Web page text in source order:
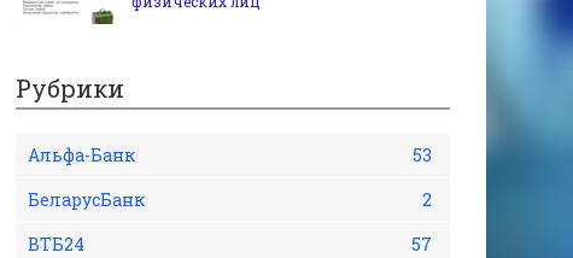
Рубрики
Альфа-Банк
53
БеларусБанк
2
ВТБ24
57